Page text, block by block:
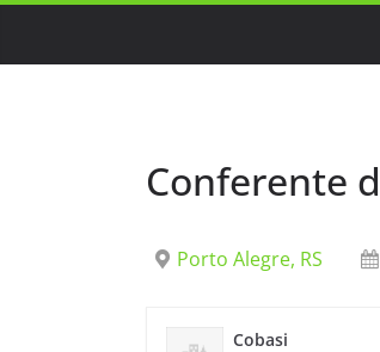
Conferente
Porto Alegre, RS
Cobasi